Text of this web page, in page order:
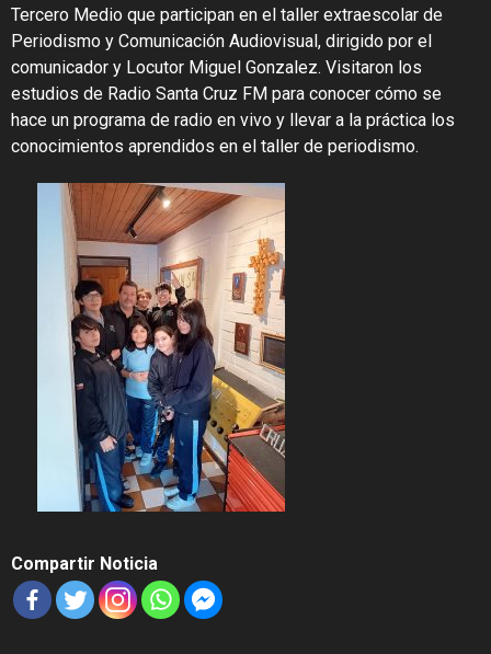
Tercero Medio que participan en el taller extraescolar de
Periodismo y Comunicación Audiovisual, dirigido por el
comunicador y Locutor Miguel Gonzalez. Visitaron los
estudios de Radio Santa Cruz FM para conocer cómo se
hace un programa de radio en vivo y llevar a la práctica los
conocimientos aprendidos en el taller de periodismo.
Compartir Noticia